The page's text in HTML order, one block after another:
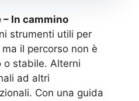
In cammino
strumenti utili per
il percorso non è
o stabile. Alterni
ad altri
Con una guida